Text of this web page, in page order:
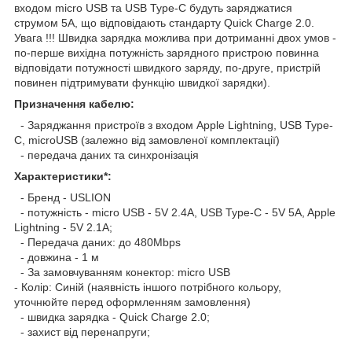
входом micro USB та USB Type-C будуть заряджатися
струмом 5A, що відповідають стандарту Quick Charge 2.0.
Увага !!! Швидка зарядка можлива при дотриманні двох умов -
по-перше вихідна потужність зарядного пристрою повинна
відповідати потужності швидкого заряду, по-друге, пристрій
повинен підтримувати функцію швидкої зарядки).
Призначення кабелю:
- Заряджання пристроїв з входом Apple Lightning, USB Type-
C, microUSB (залежно від замовленої комплектації)
- передача даних та синхронізація
Характеристики*:
- Бренд - USLION
- потужність - micro USB - 5V 2.4A, USB Type-C - 5V 5A, Apple
Lightning - 5V 2.1A;
- Передача даних: до 480Mbps
- довжина - 1 м
- За замовчуванням конектор: micro USB
- Колір: Синій (наявність іншого потрібного кольору,
уточнюйте перед оформленням замовлення)
- швидка зарядка - Quick Charge 2.0;
- захист від перенапруги;